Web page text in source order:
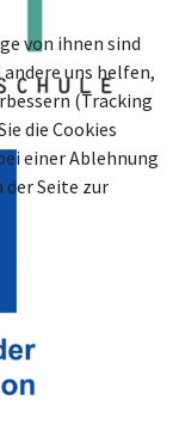
von ihnen sind
uns helfen,
(Tracking
die Cookies
einer Ablehnung
Seite zur